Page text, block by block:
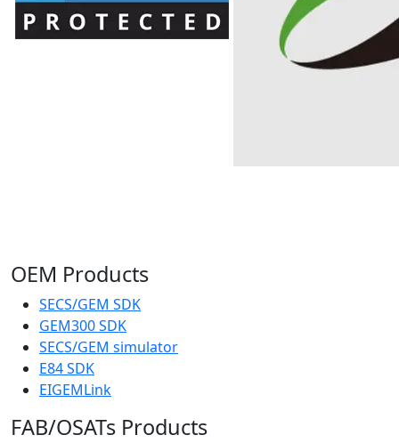
OEM Products
SECS/GEM SDK
GEM300 SDK
SECS/GEM simulator
E84 SDK
EIGEMLink
FAB/OSATs Products